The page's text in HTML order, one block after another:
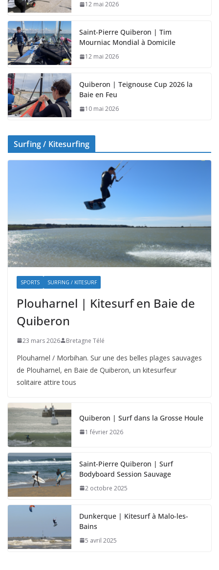
12 mai 2026
Saint-Pierre Quiberon | Tim
Mourniac Mondial à Domicile
12 mai 2026
Quiberon | Teignouse Cup 2026 la
Baie en Feu
10 mai 2026
Surfing / Kitesurfing
SPORTS SURFING / KITESURF
Plouharnel | Kitesurf en Baie de
Quiberon
23 mars 2026 Bretagne Télé
Plouharnel / Morbihan. Sur une des belles plages sauvages
de Plouharnel, en Baie de Quiberon, un kitesurfeur
solitaire attire tous
Quiberon | Surf dans la Grosse Houle
1 février 2026
Saint-Pierre Quiberon | Surf
Bodyboard Session Sauvage
2 octobre 2025
Dunkerque | Kitesurf à Malo-les-
Bains
5 avril 2025